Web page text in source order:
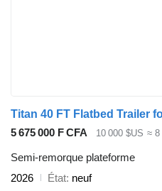
Titan 40 FT Flatbed Trailer
5 675 000 F CFA
10 000 $US ≈ 8
Semi-remorque plateforme
2026
État neuf